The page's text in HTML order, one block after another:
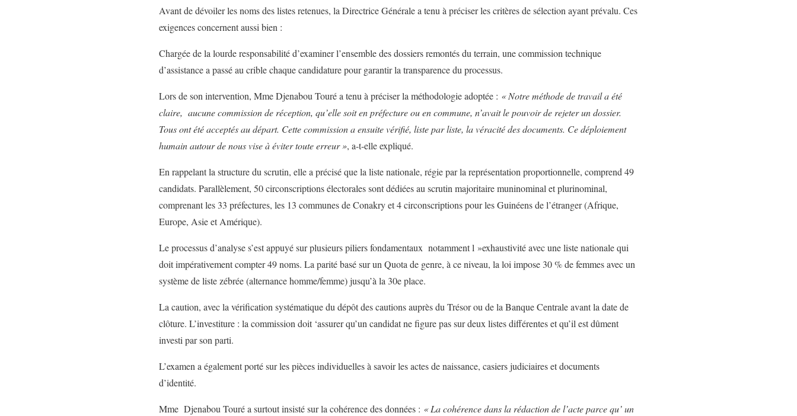
​Avant de dévoiler les noms des listes retenues, la Directrice Générale a tenu à préciser les critères de sélection ayant prévalu. Ces
exigences concernent aussi bien :
Chargée de la lourde responsabilité d’examiner l’ensemble des dossiers remontés du terrain, une commission technique
d’assistance a passé au crible chaque candidature pour garantir la transparence du processus.
Lors de son intervention, Mme Djenabou Touré a tenu à préciser la méthodologie adoptée : « Notre méthode de travail a été
claire, aucune commission de réception, qu’elle soit en préfecture ou en commune, n’avait le pouvoir de rejeter un dossier.
Tous ont été acceptés au départ. Cette commission a ensuite vérifié, liste par liste, la véracité des documents. Ce déploiement
humain autour de nous vise à éviter toute erreur », a-t-elle expliqué.
En rappelant la structure du scrutin, elle a précisé que la liste nationale, régie par la représentation proportionnelle, comprend 49
candidats. Parallèlement, 50 circonscriptions électorales sont dédiées au scrutin majoritaire muninominal et plurinominal,
comprenant les 33 préfectures, les 13 communes de Conakry et 4 circonscriptions pour les Guinéens de l’étranger (Afrique,
Europe, Asie et Amérique).
Le processus d’analyse s’est appuyé sur plusieurs piliers fondamentaux notamment l »exhaustivité avec une liste nationale qui
doit impérativement compter 49 noms. La parité basé sur un Quota de genre, à ce niveau, la loi impose 30 % de femmes avec un
système de liste zébrée (alternance homme/femme) jusqu’à la 30e place.
La caution, avec la vérification systématique du dépôt des cautions auprès du Trésor ou de la Banque Centrale avant la date de
clôture. L’investiture : la commission doit ‘assurer qu’un candidat ne figure pas sur deux listes différentes et qu’il est dûment
investi par son parti.
L’examen a également porté sur les pièces individuelles à savoir les actes de naissance, casiers judiciaires et documents
d’identité.
Mme Djenabou Touré a surtout insisté sur la cohérence des données : « La cohérence dans la rédaction de l’acte parce qu’ un